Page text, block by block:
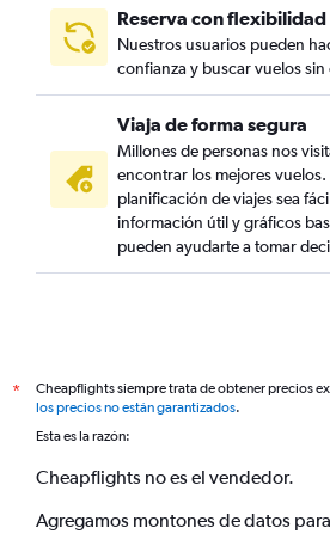
Reserva con flexibilidad
Nuestros usuarios pueden
confianza y buscar vuelos
Viaja de forma segura
Millones de personas nos
encontrar los mejores vuelos.
planificación de viajes sea
información útil y gráficos
pueden ayudarte a tomar
*
Cheapflights siempre trata de obtener precios
los precios no están garantizados.
Esta es la razón:
Cheapflights no es el vendedor.
Agregamos montones de datos